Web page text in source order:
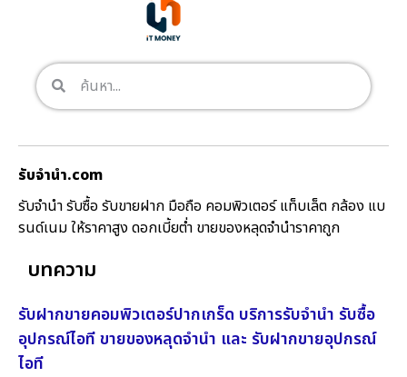
รับจํานํา.com
รับจำนำ รับซื้อ รับขายฝาก มือถือ คอมพิวเตอร์ แท็บเล็ต กล้อง แบ
รนด์เนม ให้ราคาสูง ดอกเบี้ยต่ำ ขายของหลุดจำนำราคาถูก
บทความ
รับฝากขายคอมพิวเตอร์ปากเกร็ด บริการรับจำนำ รับซื้อ
อุปกรณ์ไอที ขายของหลุดจำนำ และ รับฝากขายอุปกรณ์
ไอที